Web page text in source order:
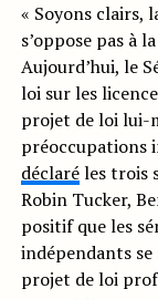
« Soyons clairs,
s’oppose pas à
Aujourd’hui, le
loi sur les
projet de loi lui-
préoccupations
déclaréles trois
Robin Tucker,
positif que les
indépendants
projet de loi